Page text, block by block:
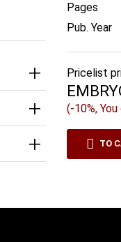
Pages
Pub. Year
Pricelist
(-10%,
TO